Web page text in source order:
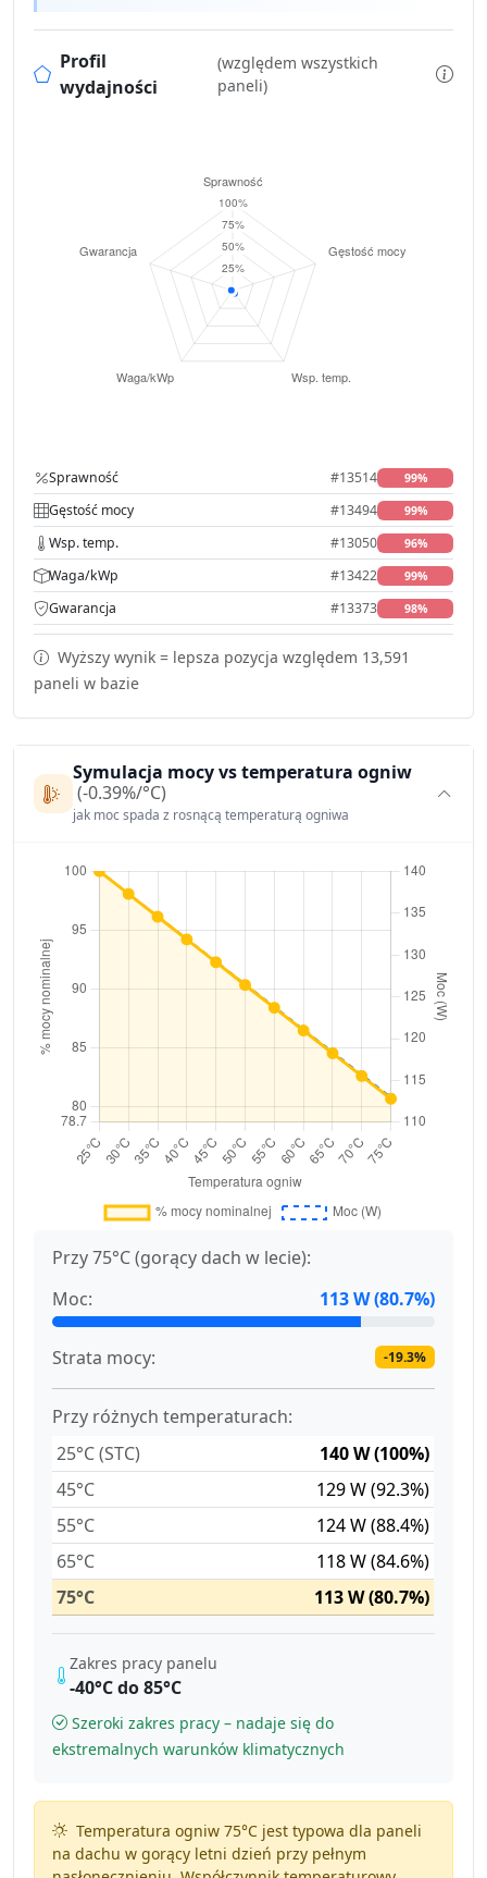
Profil
wydajności
(względem wszystkich
paneli)
Sprawność #13514 99%
Gęstość mocy #13494 99%
Wsp. temp. #13050 96%
Waga/kWp #13422 99%
Gwarancja #13373 98%
Wyższy wynik = lepsza pozycja względem 13,591
paneli w bazie
Symulacja mocy vs temperatura ogniw
(-0.39%/°C)
jak moc spada z rosnącą temperaturą ogniwa
Przy 75°C (gorący dach w lecie):
Moc:
113 W (80.7%)
Strata mocy: -19.3%
Przy różnych temperaturach:
25°C (STC)
140 W (100%)
45°C
129 W (92.3%)
55°C
124 W (88.4%)
65°C
118 W (84.6%)
75°C
113 W (80.7%)
Zakres pracy panelu
-40°C do 85°C
Szeroki zakres pracy – nadaje się do
ekstremalnych warunków klimatycznych
Temperatura ogniw 75°C jest typowa dla paneli
na dachu w gorący letni dzień przy pełnym